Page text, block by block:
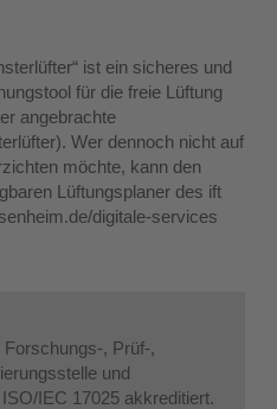
ist ein sicheres und
für die freie Lüftung
angebrachte
Wer dennoch nicht auf
möchte, kann den
Lüftungsplaner des ift
digitale-services
Prüf‑,
und
IEC 17025 akkreditiert.